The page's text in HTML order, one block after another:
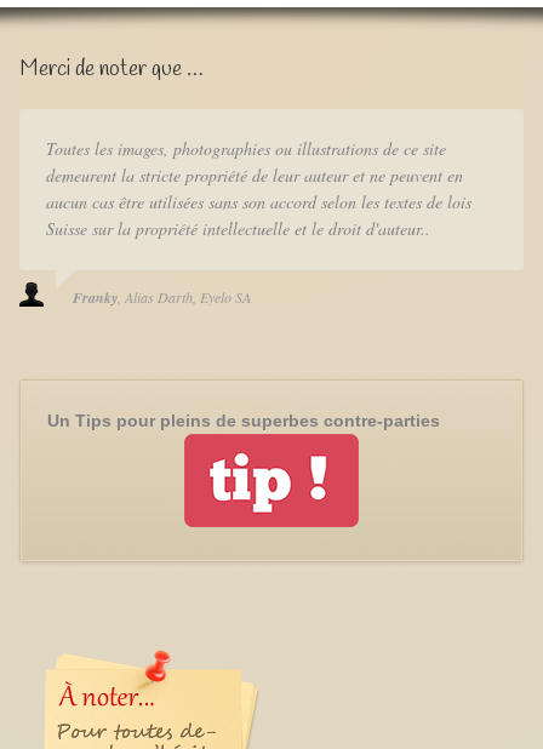
Merci de noter que …
Toutes les images, photographies ou illustrations de ce site
demeurent la stricte propriété de leur auteur et ne peuvent en
aucun cas être utilisées sans son accord selon les textes de lois
Suisse sur la propriété intellectuelle et le droit d'auteur..
Franky Alias Darth Eyelo SA
Un Tips pour pleins de superbes contre-parties